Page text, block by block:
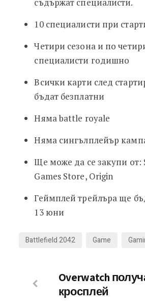
10 специалисти при
Четири сезона и по
специалисти годишно
Всички карти след
бъдат безплатни
Няма battle royale
Няма сингълплейър
Ще може да се закупи от:
Games Store, Origin
Геймплей трейлъра ще
13 юни
Battlefield 2042 Game
Overwatch
кросплей